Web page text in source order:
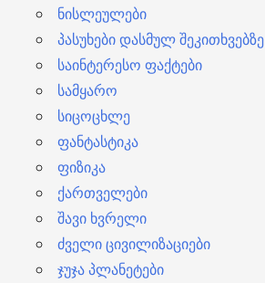
ნისლეულები
პასუხები დასმულ შეკითხვებზე
საინტერესო ფაქტები
სამყარო
სიცოცხლე
ფანტასტიკა
ფიზიკა
ქართველები
შავი ხვრელი
ძველი ცივილიზაციები
ჯუჯა პლანეტები